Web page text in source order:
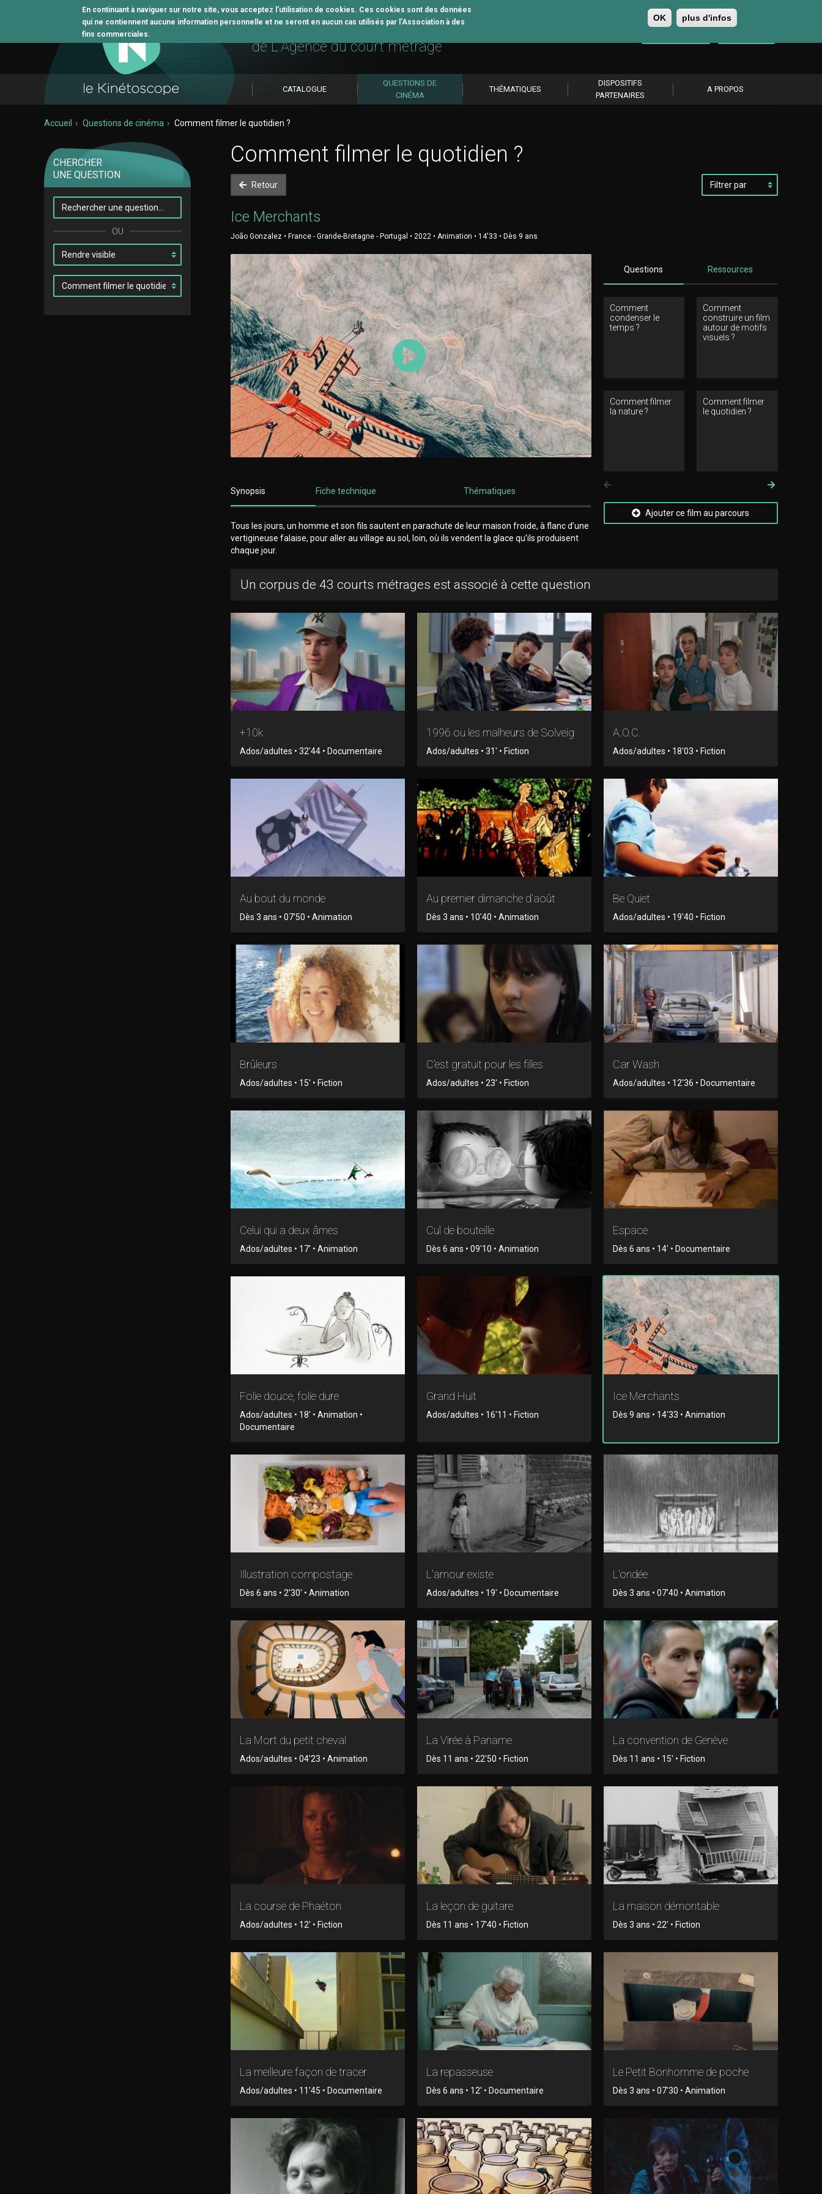
En continuant à naviguer sur notre site, vous acceptez l'utilisation de cookies. Ces cookies sont des données
qui ne contiennent aucune information personnelle et ne seront en aucun cas utilisés par l’Association à des
fins commerciales.
OK plus d'infos
L'outil pédagogique
de L'Agence du court métrage
CATALOGUE
QUESTIONS DE
CINÉMA
THÉMATIQUES
DISPOSITIFS
PARTENAIRES
A PROPOS
Accueil Questions de cinéma Comment filmer le quotidien ?
CHERCHER
UNE QUESTION
Comment filmer le quotidien ?
Retour
par
Ice Merchants
João Gonzalez • France - Grande-Bretagne - Portugal • 2022 • Animation • 14'33 • Dès 9 ans
Lancer la vidéo
Synopsis Fiche technique Thématiques
Tous les jours, un homme et son fils sautent en parachute de leur maison froide, à flanc d’une
vertigineuse falaise, pour aller au village au sol, loin, où ils vendent la glace qu’ils produisent
chaque jour.
Questions Ressources
Comment
condenser le
temps ?
Comment
construire un film
autour de motifs
visuels ?
Comment filmer
la nature ?
Comment filmer
le quotidien ?
Suivant
Ajouter ce film au parcours
Un corpus de 43 courts métrages est associé à cette question
+10k
Ados/adultes • 32'44 • Documentaire
1996 ou les malheurs de Solveig
Ados/adultes • 31' • Fiction
A.O.C.
Ados/adultes • 18'03 • Fiction
Au bout du monde
Dès 3 ans • 07'50 • Animation
Au premier dimanche d'août
Dès 3 ans • 10'40 • Animation
Be Quiet
Ados/adultes • 19'40 • Fiction
Brûleurs
Ados/adultes • 15' • Fiction
C'est gratuit pour les filles
Ados/adultes • 23' • Fiction
Car Wash
Ados/adultes • 12'36 • Documentaire
Celui qui a deux âmes
Ados/adultes • 17' • Animation
Cul de bouteille
Dès 6 ans • 09'10 • Animation
Espace
Dès 6 ans • 14' • Documentaire
Folie douce, folie dure
Ados/adultes • 18' • Animation •
Documentaire
Grand Huit
Ados/adultes • 16'11 • Fiction
Ice Merchants
Dès 9 ans • 14'33 • Animation
Illustration compostage
Dès 6 ans • 2'30' • Animation
L'amour existe
Ados/adultes • 19' • Documentaire
L'ondée
Dès 3 ans • 07'40 • Animation
La Mort du petit cheval
Ados/adultes • 04'23 • Animation
La Virée à Paname
Dès 11 ans • 22'50 • Fiction
La convention de Genève
Dès 11 ans • 15' • Fiction
La course de Phaéton
Ados/adultes • 12' • Fiction
La leçon de guitare
Dès 11 ans • 17'40 • Fiction
La maison démontable
Dès 3 ans • 22' • Fiction
La meilleure façon de tracer
Ados/adultes • 11'45 • Documentaire
La repasseuse
Dès 6 ans • 12' • Documentaire
Le Petit Bonhomme de poche
Dès 3 ans • 07'30 • Animation